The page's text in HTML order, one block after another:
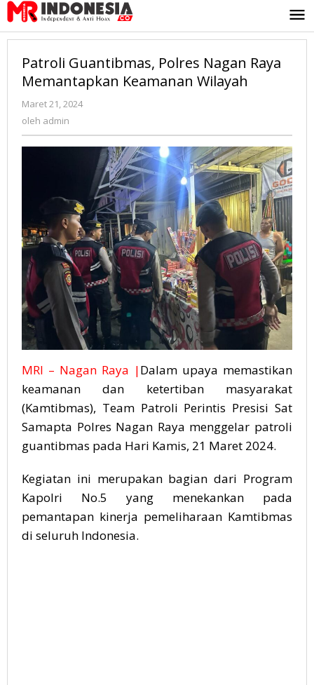
Lewati
ke
konten
Patroli Guantibmas, Polres Nagan Raya
Memantapkan Keamanan Wilayah
Maret 21, 2024
oleh admin
MRI – Nagan Raya |Dalam upaya memastikan
keamanan dan ketertiban masyarakat
(Kamtibmas), Team Patroli Perintis Presisi Sat
Samapta Polres Nagan Raya menggelar patroli
guantibmas pada Hari Kamis, 21 Maret 2024.
Kegiatan ini merupakan bagian dari Program
Kapolri No.5 yang menekankan pada
pemantapan kinerja pemeliharaan Kamtibmas
di seluruh Indonesia.